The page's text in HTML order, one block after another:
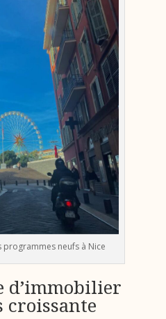
programmes neufs à Nice
d’immobilier